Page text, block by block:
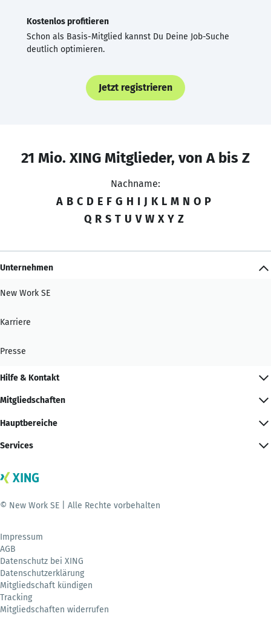
Kostenlos profitieren
Schon als Basis-Mitglied kannst Du Deine Job-Suche
deutlich optimieren.
Jetzt registrieren
21 Mio. XING Mitglieder, von A bis Z
Nachname:
A B C D E F G H I J K L M N O P
Q R S T U V W X Y Z
Unternehmen
New Work SE
Karriere
Presse
Hilfe & Kontakt
Mitgliedschaften
Hauptbereiche
Services
© New Work SE | Alle Rechte vorbehalten
Impressum
AGB
Datenschutz bei XING
Datenschutzerklärung
Mitgliedschaft kündigen
Tracking
Mitgliedschaften widerrufen